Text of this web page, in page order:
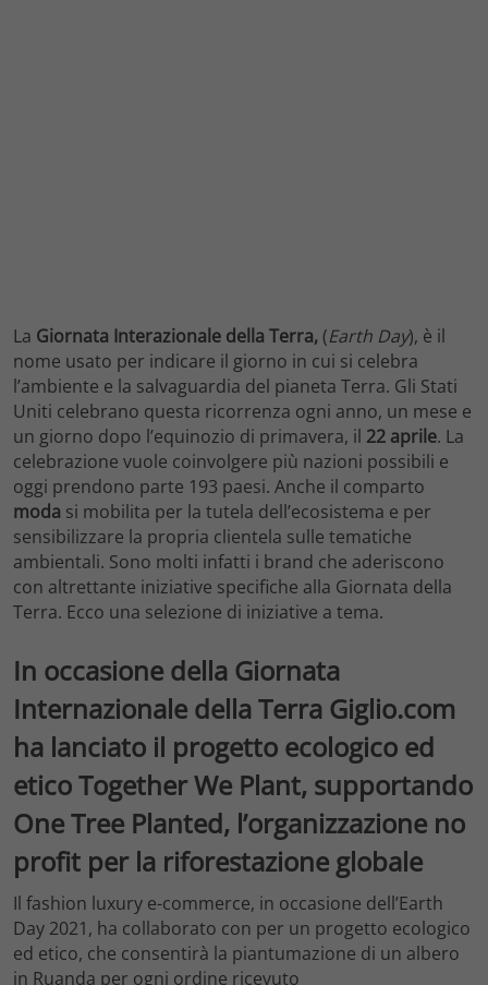
La Giornata Interazionale della Terra,(Earth Day), è il
nome usato per indicare il giorno in cui si celebra
l’ambiente e la salvaguardia del pianeta Terra. Gli Stati
Uniti celebrano questa ricorrenza ogni anno, un mese e
un giorno dopo l’equinozio di primavera, il 22 aprile. La
celebrazione vuole coinvolgere più nazioni possibili e
oggi prendono parte 193 paesi. Anche il comparto
moda si mobilita per la tutela dell’ecosistema e per
sensibilizzare la propria clientela sulle tematiche
ambientali. Sono molti infatti i brand che aderiscono
con altrettante iniziative specifiche alla Giornata della
Terra. Ecco una selezione di iniziative a tema.
In occasione della Giornata
Internazionale della Terra Giglio.com
ha lanciato il progetto ecologico ed
etico Together We Plant, supportando
One Tree Planted, l’organizzazione no
profit per la riforestazione globale
Il fashion luxury e-commerce, in occasione dell’Earth
Day 2021, ha collaborato con per un progetto ecologico
ed etico, che consentirà la piantumazione di un albero
in Ruanda per ogni ordine ricevuto